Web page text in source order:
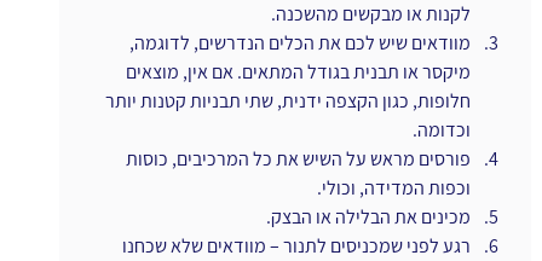
לקנות או מבקשים מהשכנה.
מוודאים שיש לכם את הכלים הנדרשים, לדוגמה,
מיקסר או תבנית בגודל המתאים. אם אין, מוצאים
חלופות, כגון הקצפה ידנית, שתי תבניות קטנות יותר
וכדומה.
פורסים מראש על השיש את כל המרכיבים, כוסות
וכפות המדידה, וכולי.
מכינים את הבלילה או הבצק.
רגע לפני שמכניסים לתנור – מוודאים שלא שכחנו